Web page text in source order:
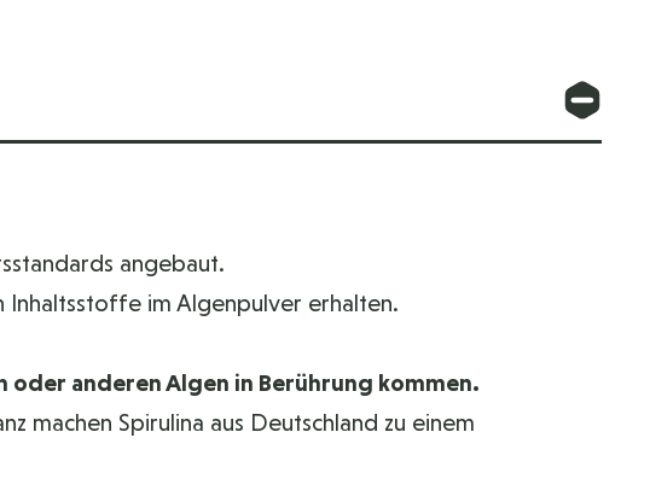
angebaut.
im Algenpulver erhalten.
oder anderen Algen in Berührung kommen.
machen Spirulina aus Deutschland zu einem